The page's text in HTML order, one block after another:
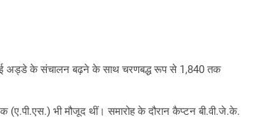
अड्डे के संचालन बढ़ने के साथ चरणबद्ध रूप से 1,840 तक
भी मौजूद थीं। समारोह के दौरान कैप्टन बी.वी.जे.के.